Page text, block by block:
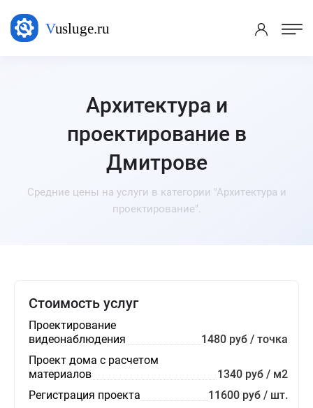
Архитектура и
проектирование в
Дмитрове
Средние цены на услуги в категории "Архитектура и
проектирование".
Стоимость услуг
Проектирование
видеонаблюдения
1480 руб / точка
Проект дома с расчетом
материалов
1340 руб / м2
Регистрация проекта
11600 руб / шт.